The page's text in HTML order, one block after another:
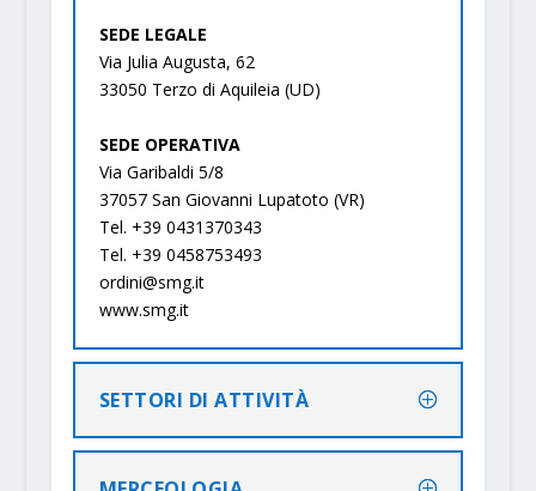
SEDE LEGALE
Via Julia Augusta, 62
33050 Terzo di Aquileia (UD)
SEDE OPERATIVA
Via Garibaldi 5/8
37057 San Giovanni Lupatoto (VR)
Tel. +39 0431370343
Tel. +39 0458753493
ordini@smg.it
www.smg.it
SETTORI DI ATTIVITÀ